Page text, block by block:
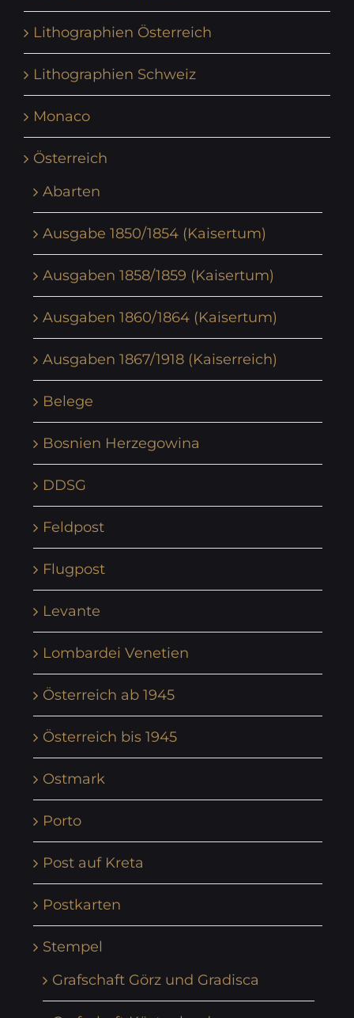
Lithographien Österreich
Lithographien Schweiz
Monaco
Österreich
Abarten
Ausgabe 1850/1854 (Kaisertum)
Ausgaben 1858/1859 (Kaisertum)
Ausgaben 1860/1864 (Kaisertum)
Ausgaben 1867/1918 (Kaiserreich)
Belege
Bosnien Herzegowina
DDSG
Feldpost
Flugpost
Levante
Lombardei Venetien
Österreich ab 1945
Österreich bis 1945
Ostmark
Porto
Post auf Kreta
Postkarten
Stempel
Grafschaft Görz und Gradisca